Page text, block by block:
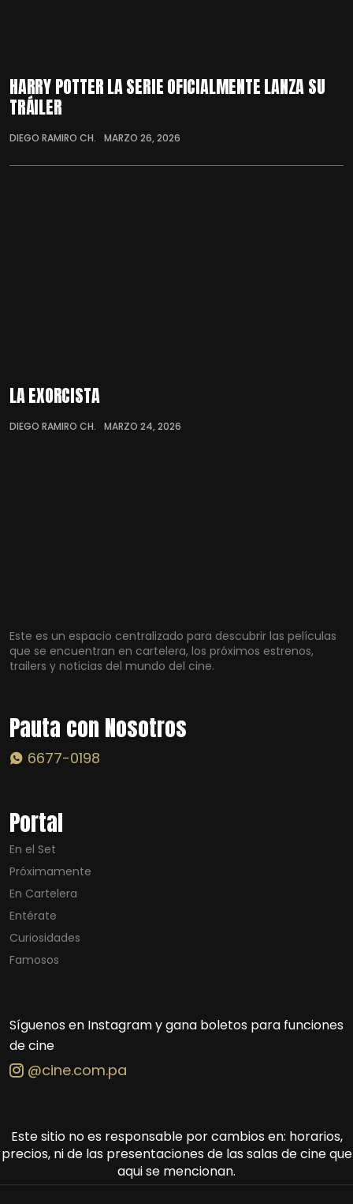
HARRY POTTER LA SERIE OFICIALMENTE LANZA SU
TRÁILER
DIEGO RAMIRO CH. MARZO 26, 2026
LA EXORCISTA
DIEGO RAMIRO CH. MARZO 24, 2026
Este es un espacio centralizado para descubrir las películas
que se encuentran en cartelera, los próximos estrenos,
trailers y noticias del mundo del cine.
Pauta con Nosotros
6677-0198
Portal
En el Set
Próximamente
En Cartelera
Entérate
Curiosidades
Famosos
Síguenos en Instagram y gana boletos para funciones
de cine
@cine.com.pa
Este sitio no es responsable por cambios en: horarios,
precios, ni de las presentaciones de las salas de cine que
aqui se mencionan.